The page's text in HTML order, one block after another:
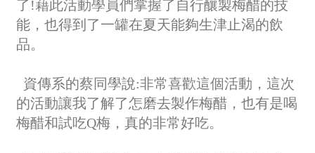
了!藉此活動學員們掌握了自行釀製梅醋的技
能，也得到了一罐在夏天能夠生津止渴的飲
品。
資傳系的蔡同學說:非常喜歡這個活動，這次
的活動讓我了解了怎磨去製作梅醋，也有是喝
梅醋和試吃Q梅，真的非常好吃。